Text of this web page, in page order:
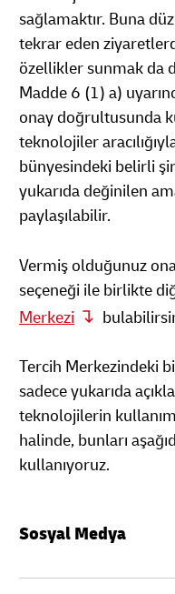
sağlamaktır. Buna
tekrar eden
özellikler sunmak da
Madde 6 (1) a)
onay doğrultusunda
teknolojiler
bünyesindeki belirli
yukarıda değinilen
paylaşılabilir.
Vermiş olduğunuz
seçeneği ile birlikte
Merkezi
Tercih Merkezindeki
sadece yukarıda
teknolojilerin
halinde, bunları
kullanıyoruz.
Sosyal Medya